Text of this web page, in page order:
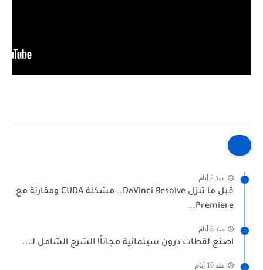
منذ 2 أيام
قبل ما تنزل DaVinci Resolve.. مشكلة CUDA ومقارنة مع
Premiere...
منذ 8 أيام
اصنع لقطات درون سينمائية مجاناً! الشرح الشامل لـ...
منذ 10 أيام